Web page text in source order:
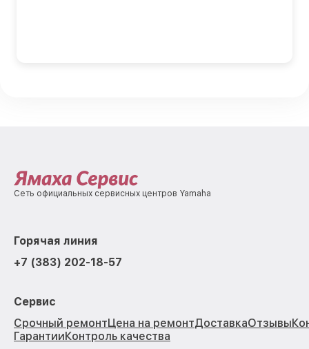
Сеть официальных сервисных центров Yamaha
Горячая линия
+7 (383) 202-18-57
Сервис
Срочный ремонтЦена на ремонтДоставкаОтзывы
ГарантииКонтроль качества